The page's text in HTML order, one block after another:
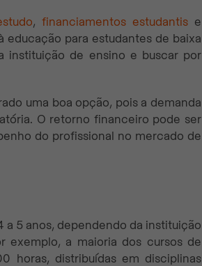
,financiamentos estudantis e
educação para estudantes de baixa
instituição de ensino e buscar por
uma boa opção, pois a demanda
O retorno financeiro pode ser
do profissional no mercado de
a 5 anos, dependendo da instituição
exemplo, a maioria dos cursos de
horas, distribuídas em disciplinas